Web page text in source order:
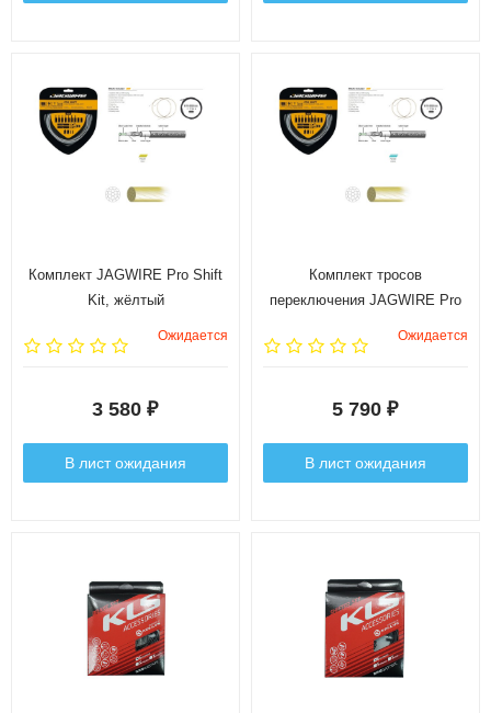
Комплект JAGWIRE Pro Shift
Kit, жёлтый
Ожидается
3 580 ₽
В лист ожидания
Комплект тросов
переключения JAGWIRE Pro
Ожидается
5 790 ₽
В лист ожидания